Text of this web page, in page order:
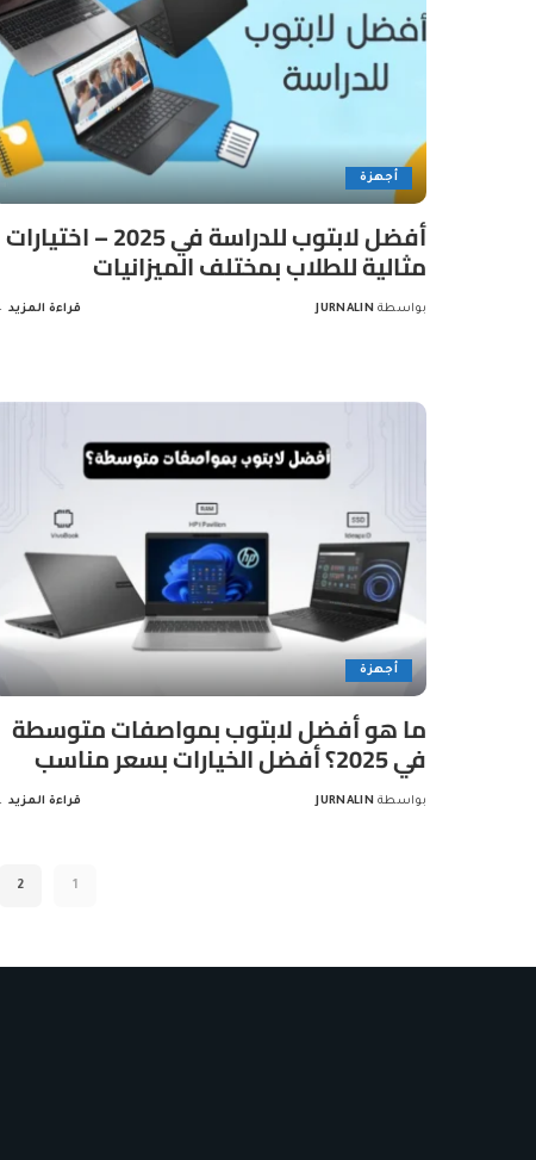
أجهزة
أفضل لابتوب للدراسة في 2025 – اختيارات
مثالية للطلاب بمختلف الميزانيات
Posted
بواسطة JURNALIN قراءة المزيد
أجهزة
ما هو أفضل لابتوب بمواصفات متوسطة
في 2025؟ أفضل الخيارات بسعر مناسب
بواسطة JURNALIN قراءة المزيد
1
2